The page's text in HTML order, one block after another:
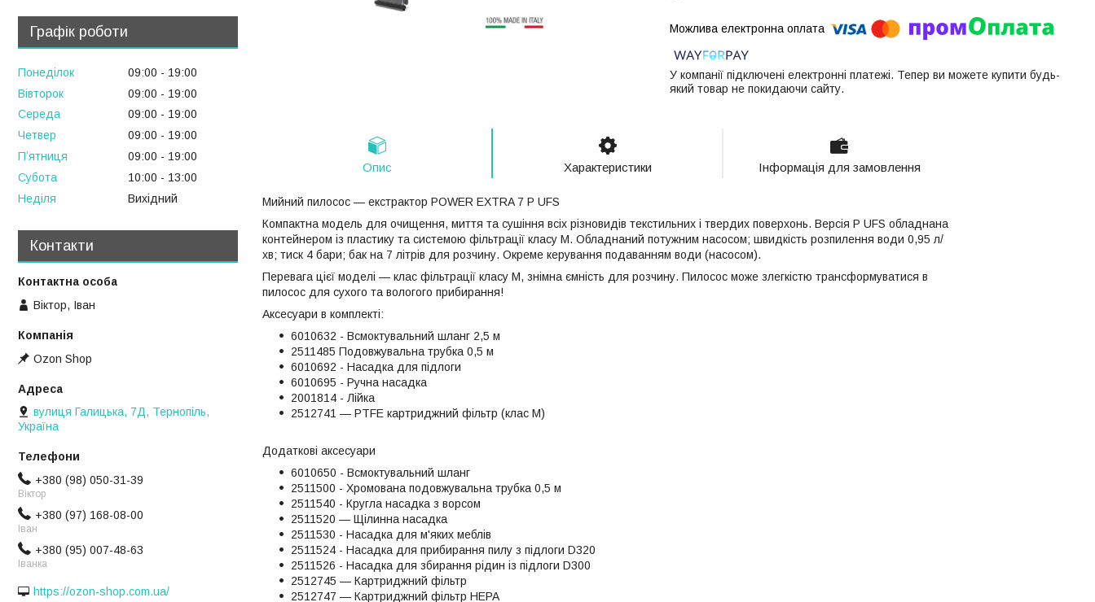
У компанії підключені електронні платежі. Тепер ви можете купити будь-
який товар не покидаючи сайту.
Опис Характеристики Інформація для замовлення
Мийний пилосос — екстрактор POWER EXTRA 7 P UFS
Компактна модель для очищення, миття та сушіння всіх різновидів текстильних і твердих поверхонь. Версія P UFS обладнана
контейнером із пластику та системою фільтрації класу М. Обладнаний потужним насосом; швидкість розпилення води 0,95 л/
хв; тиск 4 бари; бак на 7 літрів для розчину. Окреме керування подаванням води (насосом).
Перевага цієї моделі — клас фільтрації класу М, знімна ємність для розчину. Пилосос може злегкістю трансформуватися в
пилосос для сухого та вологого прибирання!
Аксесуари в комплекті:
6010632 - Всмоктувальний шланг 2,5 м
2511485 Подовжувальна трубка 0,5 м
6010692 - Насадка для підлоги
6010695 - Ручна насадка
2001814 - Лійка
2512741 — PTFE картриджний фільтр (клас М)
Додаткові аксесуари
6010650 - Всмоктувальний шланг
2511500 - Хромована подовжувальна трубка 0,5 м
2511540 - Кругла насадка з ворсом
2511520 — Щілинна насадка
2511530 - Насадка для м'яких меблів
2511524 - Насадка для прибирання пилу з підлоги D320
2511526 - Насадка для збирання рідин із підлоги D300
2512745 — Картриджний фільтр
2512747 — Картриджний фільтр HEPA
Графік роботи
Понеділок 09:00
19:00
Вівторок
09:00
19:00
Середа
09:00
19:00
Четвер
09:00
19:00
Пʼятниця
09:00
19:00
Субота
10:00
13:00
Неділя
Вихідний
Контакти
Віктор, Іван
Ozon Shop
вулиця Галицька, 7Д, Тернопіль,
Україна
+380 (98) 050-31-39
Віктор
+380 (97) 168-08-00
Іван
+380 (95) 007-48-63
Іванка
https://ozon-shop.com.ua/